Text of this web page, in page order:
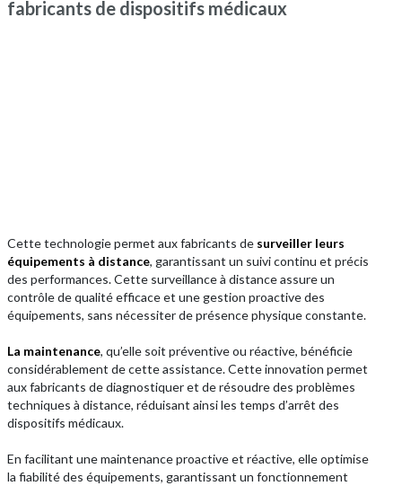
fabricants de dispositifs médicaux
Cette technologie permet aux fabricants de surveiller leurs
équipements à distance, garantissant un suivi continu et précis
des performances. Cette surveillance à distance assure un
contrôle de qualité efficace et une gestion proactive des
équipements, sans nécessiter de présence physique constante.
La maintenance, qu’elle soit préventive ou réactive, bénéficie
considérablement de cette assistance. Cette innovation permet
aux fabricants de diagnostiquer et de résoudre des problèmes
techniques à distance, réduisant ainsi les temps d’arrêt des
dispositifs médicaux.
En facilitant une maintenance proactive et réactive, elle optimise
la fiabilité des équipements, garantissant un fonctionnement